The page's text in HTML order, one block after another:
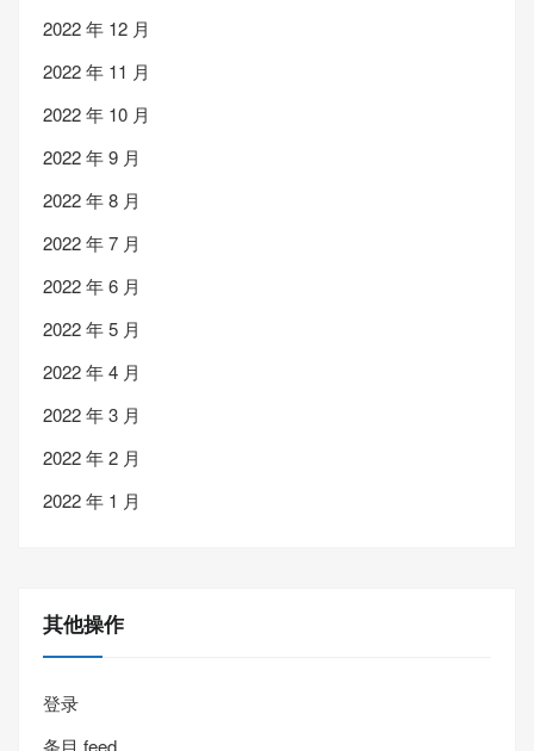
2022 年 12 月
2022 年 11 月
2022 年 10 月
2022 年 9 月
2022 年 8 月
2022 年 7 月
2022 年 6 月
2022 年 5 月
2022 年 4 月
2022 年 3 月
2022 年 2 月
2022 年 1 月
其他操作
登录